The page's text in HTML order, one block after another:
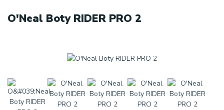
O'Neal Boty RIDER PRO 2